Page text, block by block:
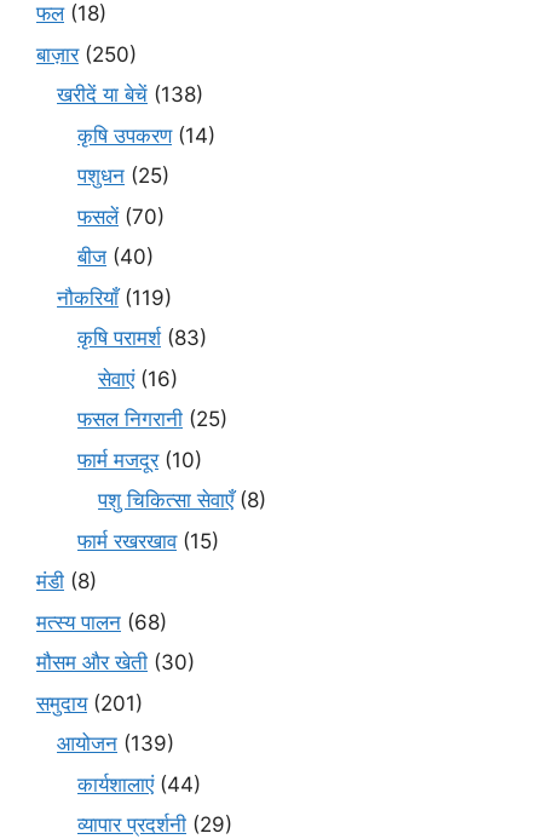
फल(18)
बाज़ार(250)
खरीदें या बेचें (138)
कृषि उपकरण(14)
पशुधन (25)
फसलें(70)
बीज (40)
नौकरियाँ(119)
कृषि परामर्श(83)
सेवाएं(16)
फसल निगरानी (25)
फार्म मजदूर(10)
पशु चिकित्सा सेवाएँ(8)
फार्म रखरखाव(15)
मंडी (8)
मत्स्य पालन (68)
मौसम और खेती (30)
समुदाय(201)
आयोजन (139)
कार्यशालाएं(44)
व्यापार प्रदर्शनी (29)